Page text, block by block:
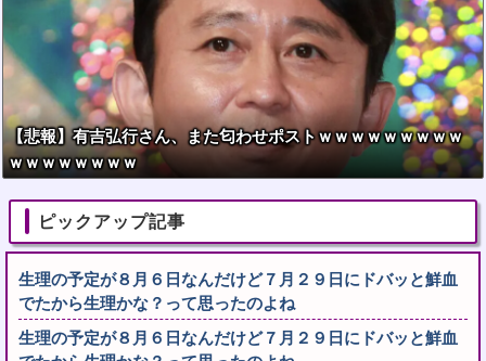
【悲報】有吉弘行さん、また匂わせポストｗｗｗｗｗｗｗｗｗ
ｗｗｗｗｗｗｗｗ
ピックアップ記事
生理の予定が８月６日なんだけど７月２９日にドバッと鮮血
でたから生理かな？って思ったのよね
生理の予定が８月６日なんだけど７月２９日にドバッと鮮血